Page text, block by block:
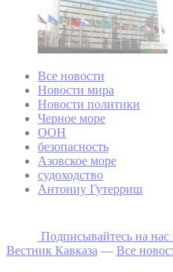
Все новости
Новости мира
Новости политики
Черное море
ООН
безопасность
Азовское море
судоходство
Антониу Гутерриш
Подписывайтесь на наc
Вестник Кавказа — Все